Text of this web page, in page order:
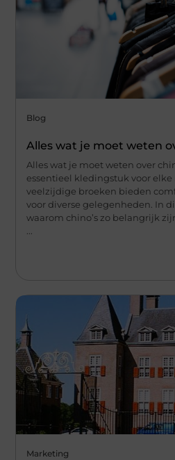
Blog
Alles wat je moet weten
Alles wat je moet weten over
essentieel kledingstuk voor
veelzijdige broeken bieden
voor diverse gelegenheden. In
waarom chino’s zo belangrijk
Marketing